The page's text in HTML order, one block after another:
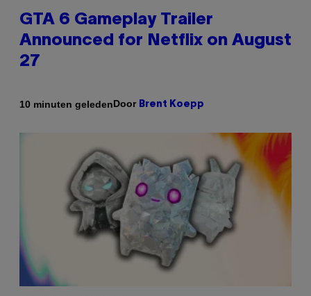
GTA 6 Gameplay Trailer
Announced for Netflix on August
27
10 minuten geledenDoor Brent Koepp